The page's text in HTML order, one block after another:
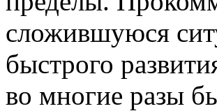
сложившуюся
быстрого
во многие разы